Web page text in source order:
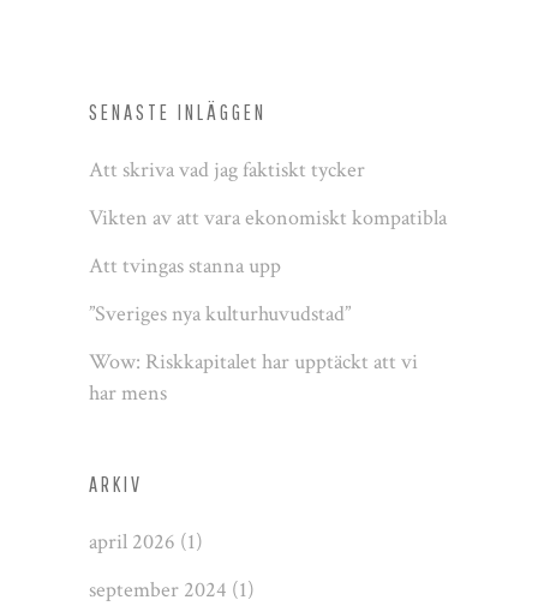
SENASTE INLÄGGEN
Att skriva vad jag faktiskt tycker
Vikten av att vara ekonomiskt kompatibla
Att tvingas stanna upp
”Sveriges nya kulturhuvudstad”
Wow: Riskkapitalet har upptäckt att vi
har mens
ARKIV
april 2026 (1)
september 2024 (1)